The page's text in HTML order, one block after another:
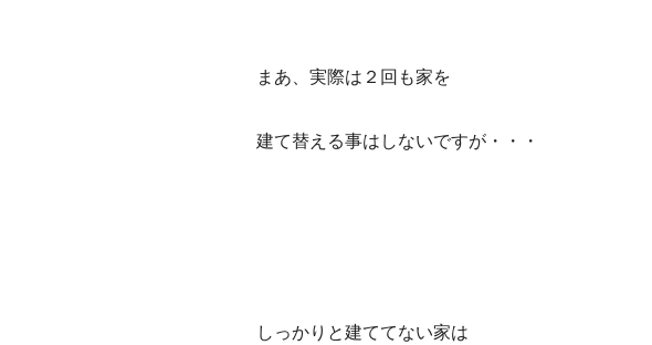
まあ、実際は２回も家を
建て替える事はしないですが・・・
しっかりと建ててない家は